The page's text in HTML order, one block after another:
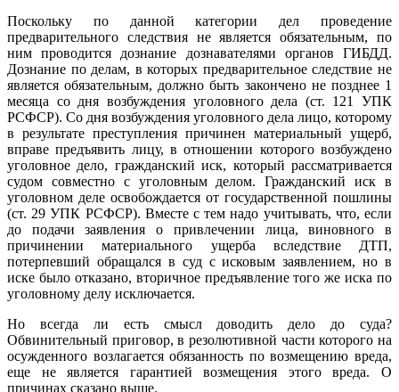
Поскольку по данной категории дел проведение
предварительного следствия не является обязательным, по
ним проводится дознание дознавателями органов ГИБДД.
Дознание по делам, в которых предварительное следствие не
является обязательным, должно быть закончено не позднее 1
месяца со дня возбуждения уголовного дела (ст. 121 УПК
РСФСР). Со дня возбуждения уголовного дела лицо, которому
в результате преступления причинен материальный ущерб,
вправе предъявить лицу, в отношении которого возбуждено
уголовное дело, гражданский иск, который рассматривается
судом совместно с уголовным делом. Гражданский иск в
уголовном деле освобождается от государственной пошлины
(ст. 29 УПК РСФСР). Вместе с тем надо учитывать, что, если
до подачи заявления о привлечении лица, виновного в
причинении материального ущерба вследствие ДТП,
потерпевший обращался в суд с исковым заявлением, но в
иске было отказано, вторичное предъявление того же иска по
уголовному делу исключается.
Но всегда ли есть смысл доводить дело до суда?
Обвинительный приговор, в резолютивной части которого на
осужденного возлагается обязанность по возмещению вреда,
еще не является гарантией возмещения этого вреда. О
причинах сказано выше.